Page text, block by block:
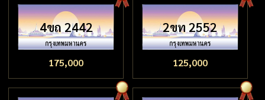
4ขถ 2442
175,000
2ขท 2552
125,000